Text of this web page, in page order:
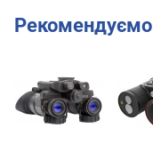
Рекомендуємо